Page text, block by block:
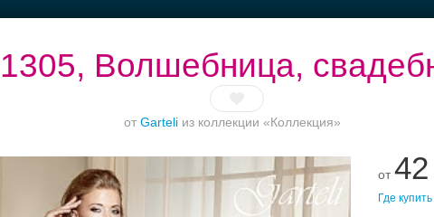
Волшебница,
от Garteli из коллекции «Коллекция»
от
Где купить
верандами
Петергофе